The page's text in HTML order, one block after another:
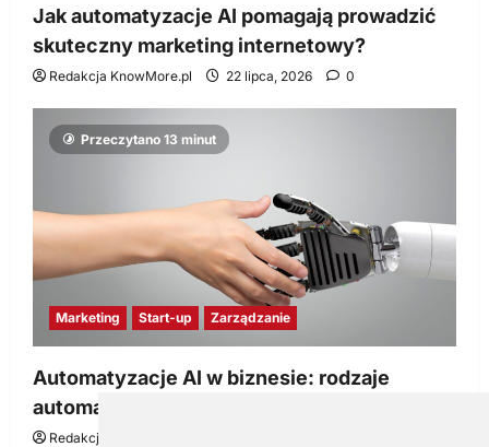
Jak automatyzacje AI pomagają prowadzić
skuteczny marketing internetowy?
Redakcja KnowMore.pl 22 lipca, 2026 0
Przeczytano 13 minut
Marketing Start-up Zarządzanie
Automatyzacje AI w biznesie: rodzaje
automatyzacji i korzyści dla Twojej firmy
Redakcja KnowMore.pl